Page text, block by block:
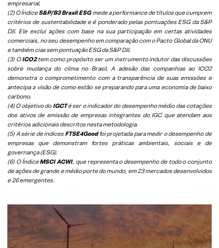
empresarial.
(2) O ÍndiceS&P/B3 Brasil ESGmede a performance de títulos que cumprem
critérios de sustentabilidade e é ponderado pelas pontuações ESG da S&P
DJI. Ele exclui ações com base na sua participação em certas atividades
comerciais, no seu desempenho em comparação com o Pacto Global da ONU
e também cias sem pontuação ESG da S&P DJI.
(3) O ICO2tem como propósito ser um instrumento indutor das discussões
sobre mudança do clima no Brasil. A adesão das companhias ao ICO2
demonstra o comprometimento com a transparência de suas emissões e
antecipa a visão de como estão se preparando para uma economia de baixo
carbono.
(4) O objetivo do IGCTé ser o indicador do desempenho médio das cotações
dos ativos de emissão de empresas integrantes do IGC que atendam aos
critérios adicionais descritos nesta metodologia.
(5) A série de índices FTSE4Goodfoi projetada para medir o desempenho de
empresas que demonstram fortes práticas ambientais, sociais e de
governança (ESG).
(6) O ÍndiceMSCI ACWI, que representa o desempenho de todo o conjunto
de ações de grande e médio porte do mundo, em 23 mercados desenvolvidos
e 26 emergentes.